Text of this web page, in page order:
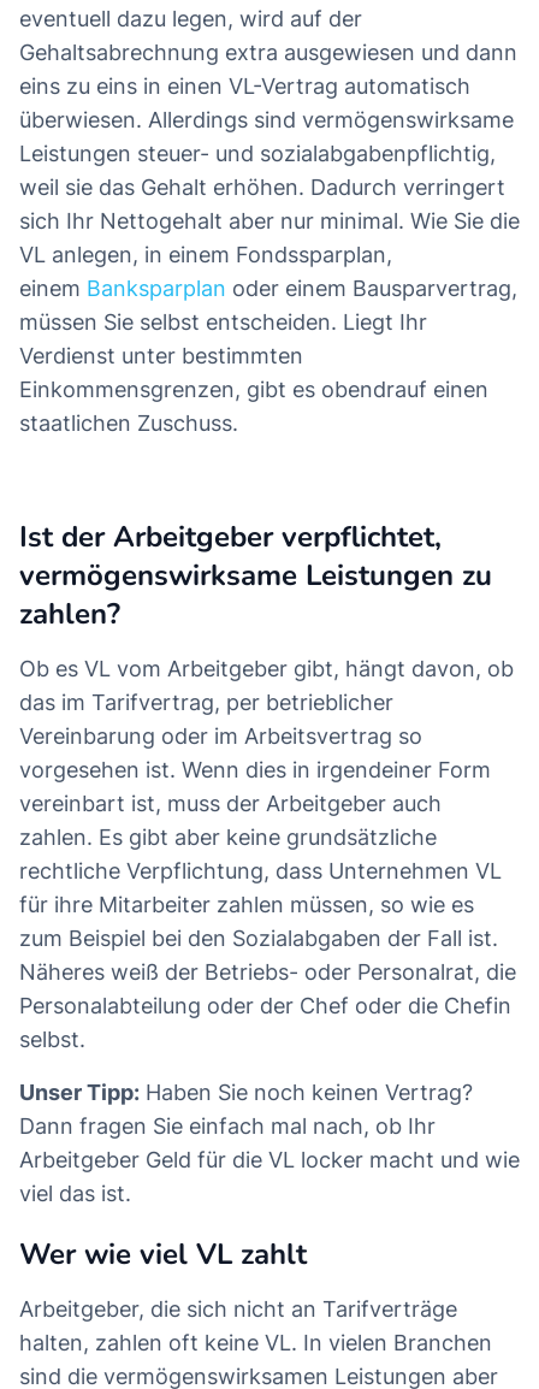
eventuell dazu legen, wird auf der
Gehaltsabrechnung extra ausgewiesen und dann
eins zu eins in einen VL-Vertrag automatisch
überwiesen. Allerdings sind vermögenswirksame
Leistungen steuer- und sozialabgabenpflichtig,
weil sie das Gehalt erhöhen. Dadurch verringert
sich Ihr Nettogehalt aber nur minimal. Wie Sie die
VL anlegen, in einem Fondssparplan,
einem Banksparplan oder einem Bausparvertrag,
müssen Sie selbst entscheiden. Liegt Ihr
Verdienst unter bestimmten
Einkommensgrenzen, gibt es obendrauf einen
staatlichen Zuschuss.
Ist der Arbeitgeber verpflichtet,
vermögenswirksame Leistungen zu
zahlen?
Ob es VL vom Arbeitgeber gibt, hängt davon, ob
das im Tarifvertrag, per betrieblicher
Vereinbarung oder im Arbeitsvertrag so
vorgesehen ist. Wenn dies in irgendeiner Form
vereinbart ist, muss der Arbeitgeber auch
zahlen. Es gibt aber keine grundsätzliche
rechtliche Verpflichtung, dass Unternehmen VL
für ihre Mitarbeiter zahlen müssen, so wie es
zum Beispiel bei den Sozialabgaben der Fall ist.
Näheres weiß der Betriebs- oder Personalrat, die
Personalabteilung oder der Chef oder die Chefin
selbst.
Unser Tipp: Haben Sie noch keinen Vertrag?
Dann fragen Sie einfach mal nach, ob Ihr
Arbeitgeber Geld für die VL locker macht und wie
viel das ist.
Wer wie viel VL zahlt
Arbeitgeber, die sich nicht an Tarifverträge
halten, zahlen oft keine VL. In vielen Branchen
sind die vermögenswirksamen Leistungen aber